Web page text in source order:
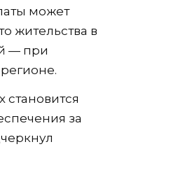
может
жительства в
— при
за